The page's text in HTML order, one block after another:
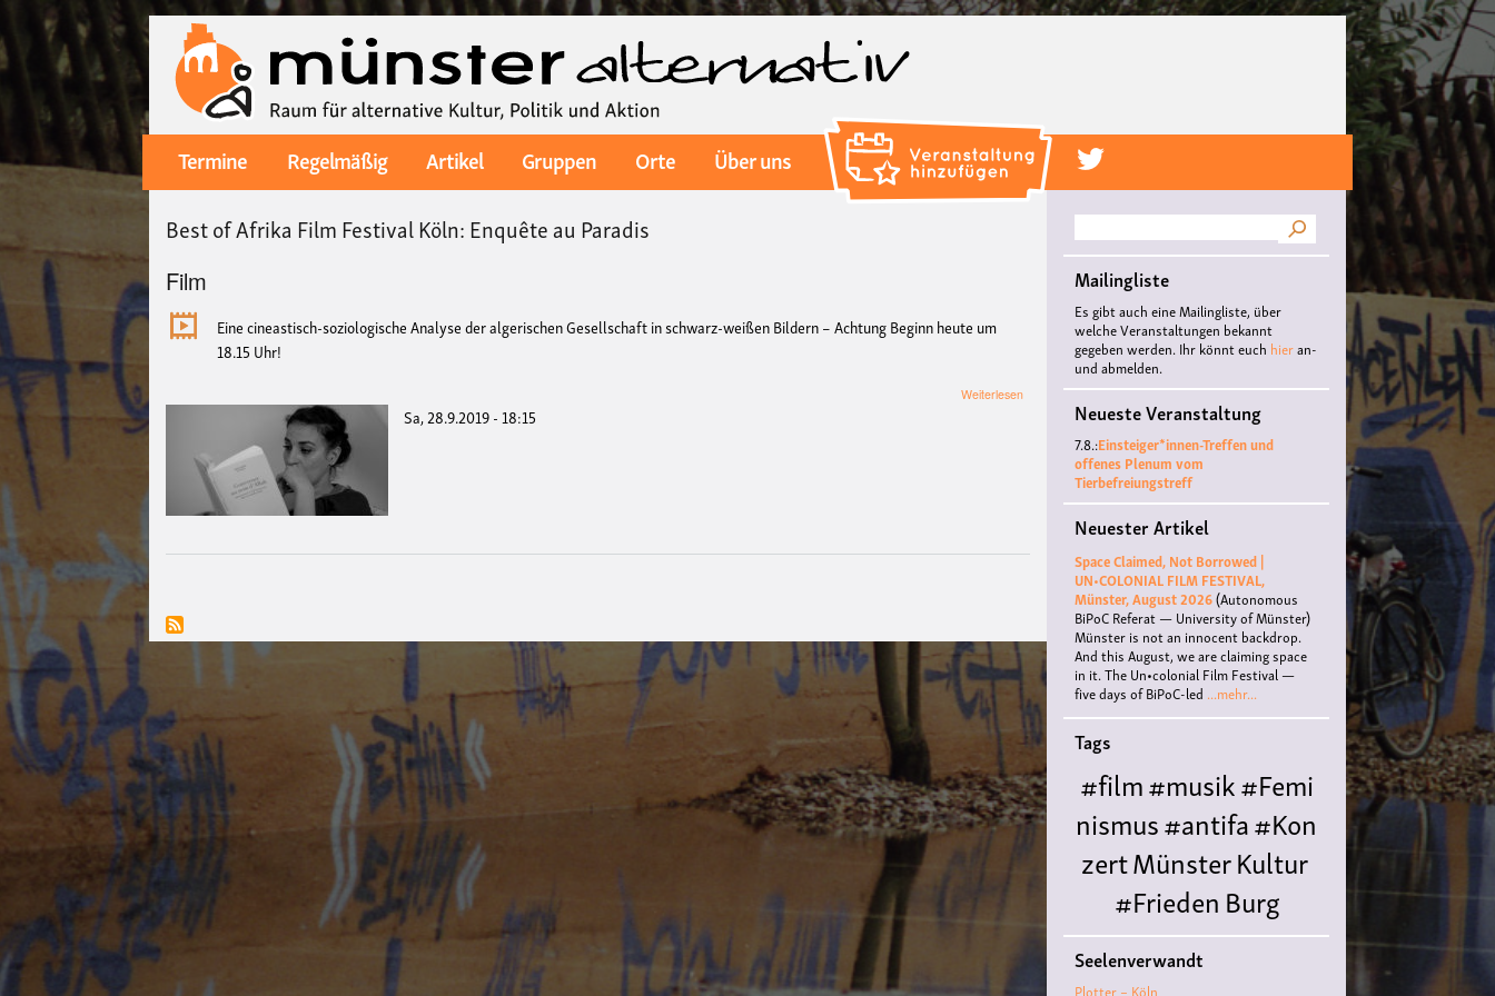
Inhalt
Main
navigation
Termine Regelmäßig Artikel Gruppen Orte
Über uns
Best of Afrika Film Festival Köln: Enquête au Paradis
Film
Eine cineastisch-soziologische Analyse der algerischen Gesellschaft in schwarz-weißen Bildern – Achtung Beginn heute um
18.15 Uhr!
Weiterlesen
Sa, 28.9.2019 - 18:15
Suche
Mailingliste
Es gibt auch eine Mailingliste, über
welche Veranstaltungen bekannt
gegeben werden. Ihr könnt euch hieran-
und abmelden.
Neueste Veranstaltung
7.8.:Einsteiger*innen-Treffen und
offenes Plenum vom
Tierbefreiungstreff
Neuester Artikel
Space Claimed, Not Borrowed |
UN•COLONIAL FILM FESTIVAL,
Münster, August 2026(Autonomous
BiPoC Referat — University of Münster)
Münster is not an innocent backdrop.
And this August, we are claiming space
in it. The Un•colonial Film Festival —
five days of BiPoC-led ...mehr...
Tags
#film#musik#Femi
nismus#antifa#Kon
zertMünsterKultur
#FriedenBurg
Hülshoffliteratur#
Queer#Workshop
Seelenverwandt
Plotter – Köln